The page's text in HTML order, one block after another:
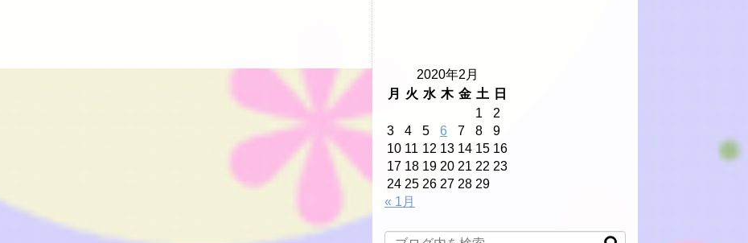
2020年2月
月
火 水 木 金 土
日
1
2
3
4 5 6 7 8
9
10 11 12 13 14 15 16
17 18 19 20 21 22 23
24 25 26 27 28 29
« 1月